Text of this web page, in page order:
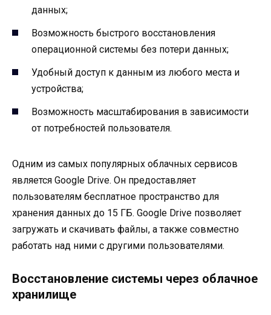
данных;
Возможность быстрого восстановления
операционной системы без потери данных;
Удобный доступ к данным из любого места и
устройства;
Возможность масштабирования в зависимости
от потребностей пользователя.
Одним из самых популярных облачных сервисов
является Google Drive. Он предоставляет
пользователям бесплатное пространство для
хранения данных до 15 ГБ. Google Drive позволяет
загружать и скачивать файлы, а также совместно
работать над ними с другими пользователями.
Восстановление системы через облачное
хранилище